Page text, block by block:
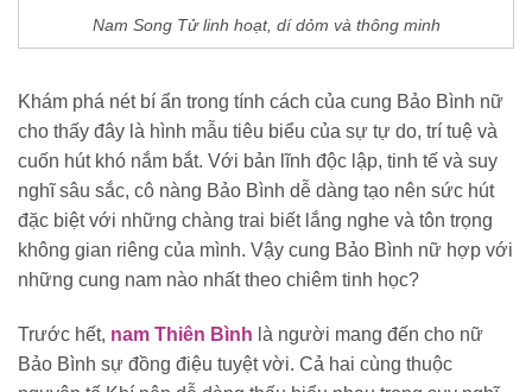
Nam Song Tử linh hoạt, dí dỏm và thông minh
Khám phá nét bí ẩn trong tính cách của cung Bảo Bình nữ
cho thấy đây là hình mẫu tiêu biểu của sự tự do, trí tuệ và
cuốn hút khó nắm bắt. Với bản lĩnh độc lập, tinh tế và suy
nghĩ sâu sắc, cô nàng Bảo Bình dễ dàng tạo nên sức hút
đặc biệt với những chàng trai biết lắng nghe và tôn trọng
không gian riêng của mình. Vậy cung Bảo Bình nữ hợp với
những cung nam nào nhất theo chiêm tinh học?
Trước hết, nam Thiên Bình là người mang đến cho nữ
Bảo Bình sự đồng điệu tuyệt vời. Cả hai cùng thuộc